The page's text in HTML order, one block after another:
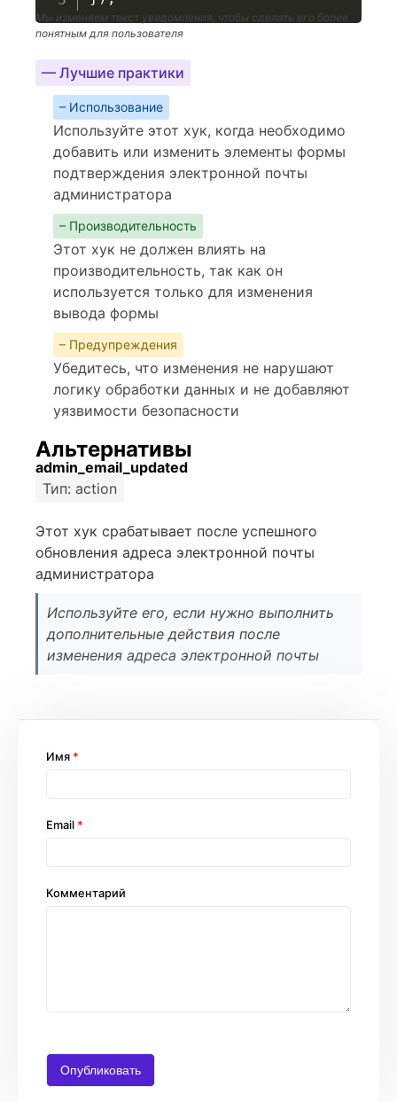
Мы изменяем текст уведомления, чтобы сделать его более
понятным для пользователя
— Лучшие практики
– Использование
Используйте этот хук, когда необходимо
добавить или изменить элементы формы
подтверждения электронной почты
администратора
– Производительность
Этот хук не должен влиять на
производительность, так как он
используется только для изменения
вывода формы
– Предупреждения
Убедитесь, что изменения не нарушают
логику обработки данных и не добавляют
уязвимости безопасности
Альтернативы
admin_email_updated
Тип: action
Этот хук срабатывает после успешного
обновления адреса электронной почты
администратора
Используйте его, если нужно выполнить
дополнительные действия после
изменения адреса электронной почты
Комментарий
Имя *
Email *